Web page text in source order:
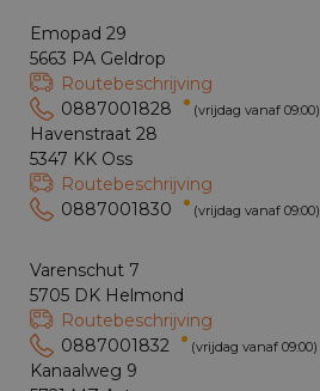
Emopad 29
5663 PA Geldrop
Routebeschrijving
0887001828
(vrijdag vanaf 09:00)
Havenstraat 28
5347 KK Oss
Routebeschrijving
0887001830
(vrijdag vanaf 09:00)
Varenschut 7
5705 DK Helmond
Routebeschrijving
0887001832
(vrijdag vanaf 09:00)
Kanaalweg 9